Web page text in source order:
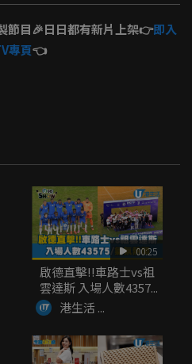
節目🎉日日都有新片上架👉即入
專頁👈
00:25
啟德直擊!!車路士vs祖
雲達斯 入場人數4357...
港生活 ...